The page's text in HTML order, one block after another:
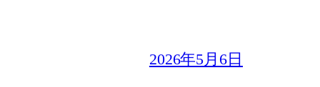
2026年5月6日